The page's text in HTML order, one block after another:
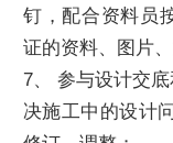
钉，配合资料员
证的资料、图片、
7、 参与设计交
决施工中的设计